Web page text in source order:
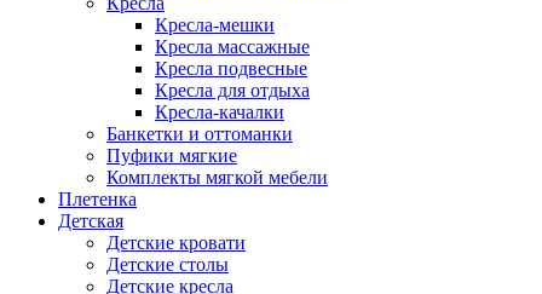
Кресла-мешки
Кресла массажные
Кресла подвесные
Кресла для отдыха
Кресла-качалки
Банкетки и оттоманки
Пуфики мягкие
Комплекты мягкой мебели
Плетенка
Детская
Детские кровати
Детские столы
Детские кресла